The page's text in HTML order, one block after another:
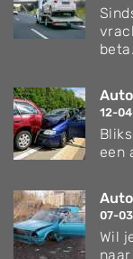
12-
een
07-
Wil